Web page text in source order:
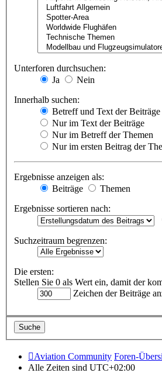
Unterforen durchsuchen:
Ja
Nein
Innerhalb suchen:
Betreff und Text der Beiträge
Nur im Text der Beiträge
Nur im Betreff der Themen
Nur im ersten Beitrag der
Ergebnisse anzeigen als:
Beiträge
Themen
Ergebnisse sortieren nach:
Suchzeitraum begrenzen:
Die ersten:
Stellen Sie 0 als Wert ein, damit der
Zeichen der Beiträge
Aviation Community Foren-
Alle Zeiten sind UTC+02:00